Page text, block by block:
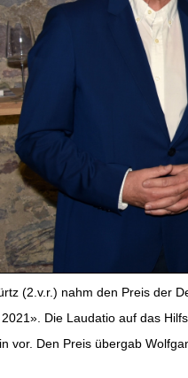
(2.v.r.) nahm den Preis der
Die Laudatio auf das
vor. Den Preis übergab